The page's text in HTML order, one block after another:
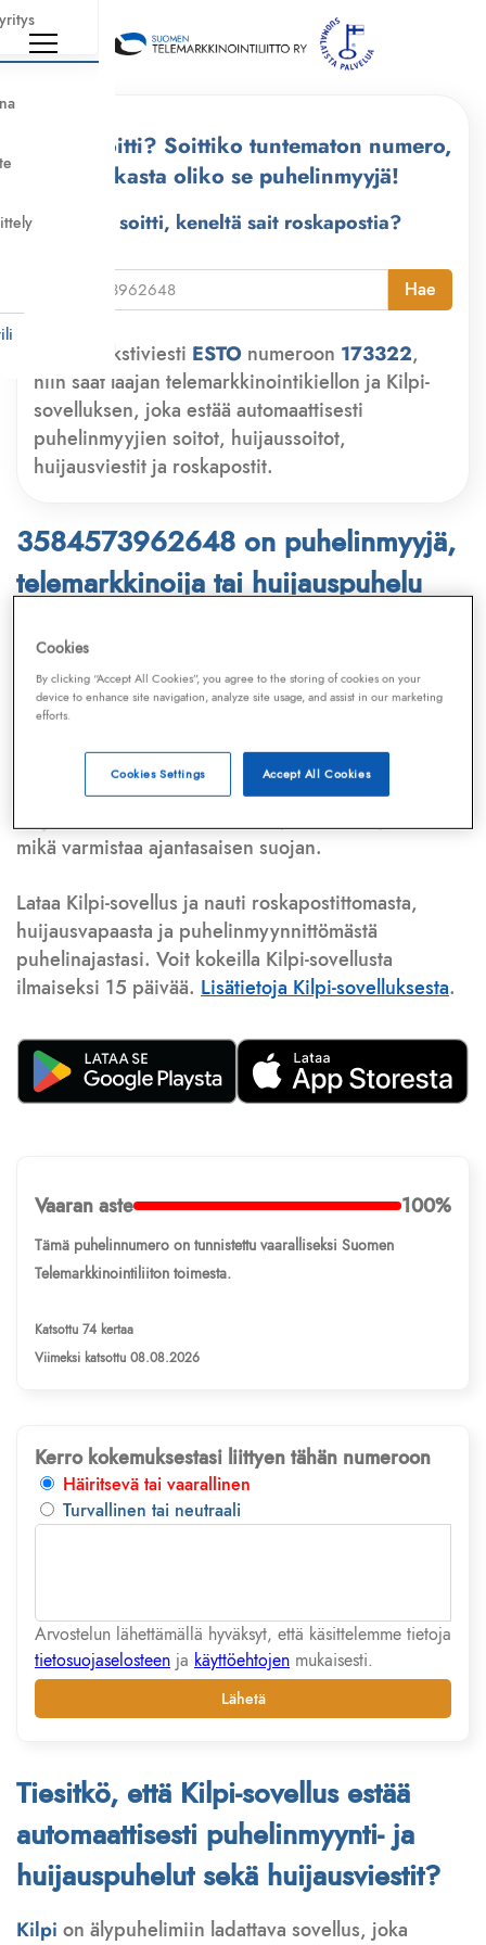
Kuka soitti? Soittiko tuntematon numero,
tarkasta oliko se puhelinmyyjä!
Kuka soitti, keneltä sait roskapostia?
Hae
Lähetä tekstiviesti ESTO numeroon 173322,
niin saat laajan telemarkkinointikiellon ja Kilpi-
sovelluksen, joka estää automaattisesti
puhelinmyyjien soitot, huijaussoitot,
huijausviestit ja roskapostit.
3584573962648 on puhelinmyyjä,
telemarkkinoija tai huijauspuhelu
Puhelinnumero
Telemarkkinointiliiton jaKilpi-sovelluksen
tietokannasta, joka kattaa satoja tuhansia
Lisäksi tunnistamme automaattisesti, jos kyseessä on
puhelinhuijarin numero, sähköpostiosoitetai
huijausviesti. Tietokantaamme päivitetään jatkuvasti,
mikä varmistaa ajantasaisen suojan.
Lataa Kilpi-sovellus ja nauti roskapostittomasta,
huijausvapaasta ja puhelinmyynnittömästä
puhelinajastasi. Voit kokeilla Kilpi-sovellusta
ilmaiseksi 15 päivää. Lisätietoja Kilpi-sovelluksesta.
Vaaran aste 100%
Tämä puhelinnumero on tunnistettu vaaralliseksi Suomen
Telemarkkinointiliiton toimesta.
Katsottu 74 kertaa
Viimeksi katsottu 08.08.2026
Kerro kokemuksestasi liittyen tähän numeroon
Häiritsevä tai vaarallinen
Turvallinen tai neutraali
Arvostelun lähettämällä hyväksyt, että käsittelemme tietoja
tietosuojaselosteen ja käyttöehtojen mukaisesti.
Lähetä
Tiesitkö, että Kilpi-sovellus estää
automaattisesti puhelinmyynti- ja
huijauspuhelut sekä huijausviestit?
Kilpi on älypuhelimiin ladattava sovellus, joka
Cookies
By clicking “Accept All Cookies”, you agree to the storing of cookies on your
device to enhance site navigation, analyze site usage, and assist in our marketing
efforts.
Accept All Cookies
Cookies Settings